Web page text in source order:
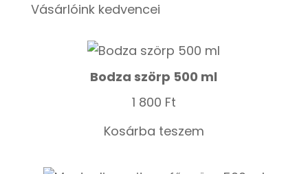
Vásárlóink kedvencei
Bodza szörp 500 ml
1 800 Ft
Kosárba teszem